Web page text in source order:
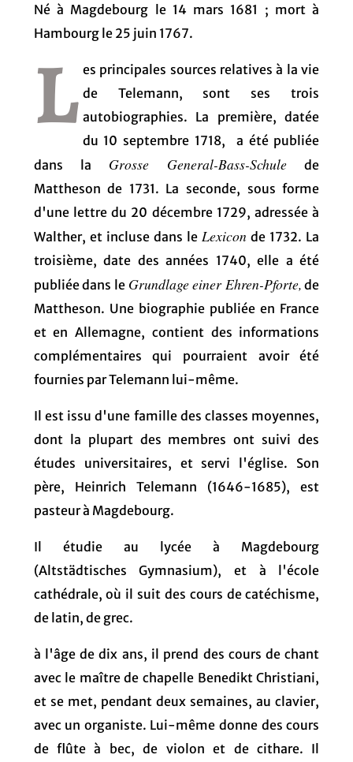
Né à Magdebourg le 14 mars 1681 ; mort à
Hambourg le 25 juin 1767.
L es principales sources relatives à la vie
de Telemann, sont ses trois
autobiographies. La première, datée
du 10 septembre 1718, a été publiée
dans la Grosse General-Bass-Schule de
Mattheson de 1731. La seconde, sous forme
d'une lettre du 20 décembre 1729, adressée à
Walther, et incluse dans le Lexicon de 1732. La
troisième, date des années 1740, elle a été
publiée dans le Grundlage einer Ehren-Pforte, de
Mattheson. Une biographie publiée en France
et en Allemagne, contient des informations
complémentaires qui pourraient avoir été
fournies par Telemann lui-même.
Il est issu d'une famille des classes moyennes,
dont la plupart des membres ont suivi des
études universitaires, et servi l'église. Son
père, Heinrich Telemann (1646-1685), est
pasteur à Magdebourg.
Il étudie au lycée à Magdebourg
(Altstädtisches Gymnasium), et à l'école
cathédrale, où il suit des cours de catéchisme,
de latin, de grec.
à l'âge de dix ans, il prend des cours de chant
avec le maître de chapelle Benedikt Christiani,
et se met, pendant deux semaines, au clavier,
avec un organiste. Lui-même donne des cours
de flûte à bec, de violon et de cithare. Il